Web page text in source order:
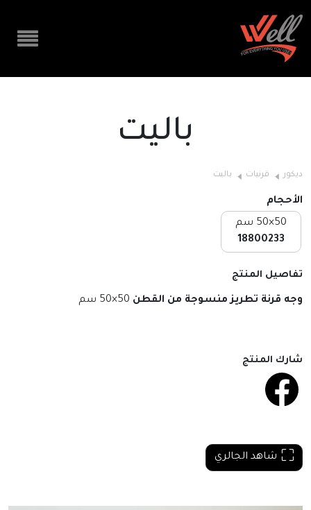
باليت
ديكور قرنيات باليت
الأحجام
50×50 سم
18800233
تفاصيل المنتج
وجه قرنة تطريز منسوجة من القطن 50×50 سم
شارك المنتج
شاهد الجالري